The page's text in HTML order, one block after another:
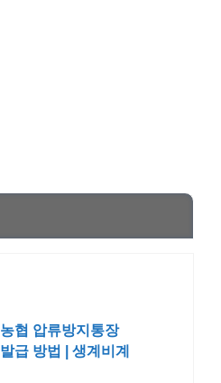
농협 압류방지통장
발급 방법 | 생계비계